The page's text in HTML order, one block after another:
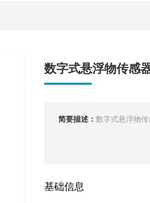
数字式悬浮物传感
简要描述： 数字式悬浮物
基础信息